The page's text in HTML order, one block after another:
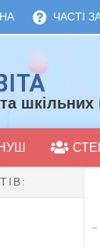
ЧАСТІ
шкільних